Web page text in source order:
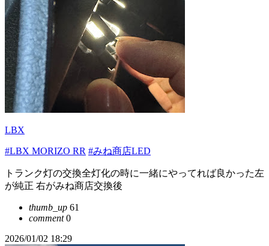
LBX
#LBX MORIZO RR #みね商店LED
トランク灯の交換全灯化の時に一緒にやってれば良かった左
が純正 右がみね商店交換後
thumb_up 61
comment0
2026/01/02 18:29